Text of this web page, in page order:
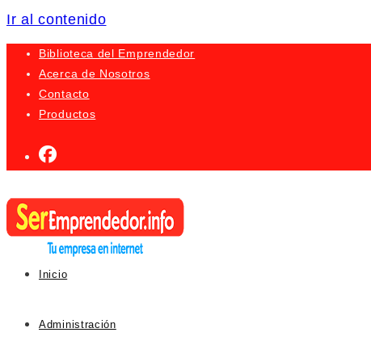
Ir al contenido
Biblioteca del Emprendedor
Acerca de Nosotros
Contacto
Productos
Inicio
Administración